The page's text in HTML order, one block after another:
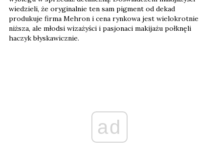
wiedzieli, że oryginalnie ten sam pigment od dekad
produkuje firma Mehron i cena rynkowa jest wielokrotnie
niższa, ale młodsi wizażyści i pasjonaci makijażu połknęli
haczyk błyskawicznie.
ad